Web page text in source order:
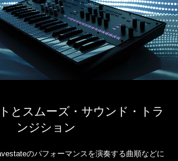
とスムーズ・サウンド・トラ
ンジション
のパフォーマンスを演奏する曲順などに